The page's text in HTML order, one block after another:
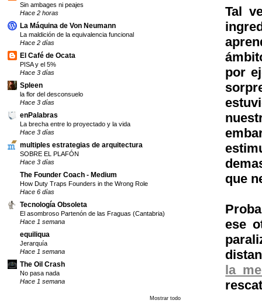
Tal
por
que
ese
la
Sin ambages ni peajes
Hace 2 horas
La Máquina de Von Neumann
La maldición de la equivalencia funcional
Hace 2 días
El Café de Ocata
PISA y el 5%
Hace 3 días
Spleen
la flor del desconsuelo
Hace 3 días
enPalabras
La brecha entre lo proyectado y la vida
Hace 3 días
multiples estrategias de arquitectura
SOBRE EL PLAFÓN
Hace 3 días
The Founder Coach - Medium
How Duty Traps Founders in the Wrong Role
Hace 6 días
Tecnología Obsoleta
El asombroso Partenón de las Fraguas (Cantabria)
Hace 1 semana
equiliqua
Jerarquía
Hace 1 semana
The Oil Crash
No pasa nada
Hace 1 semana
Mostrar todo